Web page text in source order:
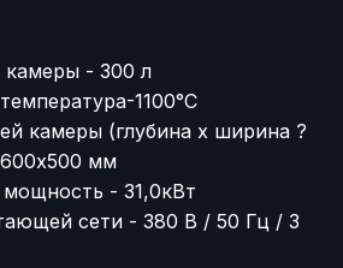
- 300 л
1100°C
камеры (глубина х ширина ?
мм
мощность - 31,0кВт
сети - 380 В / 50 Гц / 3